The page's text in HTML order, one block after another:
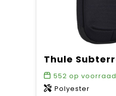
552 op voorraad
Polyester